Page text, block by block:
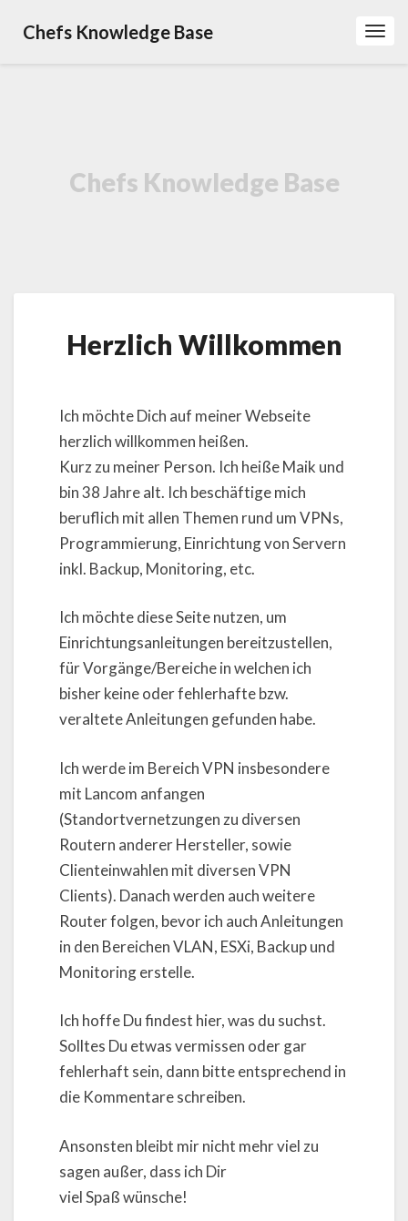
Chefs Knowledge Base
Chefs Knowledge Base
Willkommen
Herzlich Willkommen
Ich möchte Dich auf meiner Webseite
herzlich willkommen heißen.
Kurz zu meiner Person. Ich heiße Maik und
bin 38 Jahre alt. Ich beschäftige mich
beruflich mit allen Themen rund um VPNs,
Programmierung, Einrichtung von Servern
inkl. Backup, Monitoring, etc.
Ich möchte diese Seite nutzen, um
Einrichtungsanleitungen bereitzustellen,
für Vorgänge/Bereiche in welchen ich
bisher keine oder fehlerhafte bzw.
veraltete Anleitungen gefunden habe.
Ich werde im Bereich VPN insbesondere
mit Lancom anfangen
(Standortvernetzungen zu diversen
Routern anderer Hersteller, sowie
Clienteinwahlen mit diversen VPN
Clients). Danach werden auch weitere
Router folgen, bevor ich auch Anleitungen
in den Bereichen VLAN, ESXi, Backup und
Monitoring erstelle.
Ich hoffe Du findest hier, was du suchst.
Solltes Du etwas vermissen oder gar
fehlerhaft sein, dann bitte entsprechend in
die Kommentare schreiben.
Ansonsten bleibt mir nicht mehr viel zu
sagen außer, dass ich Dir
viel Spaß wünsche!